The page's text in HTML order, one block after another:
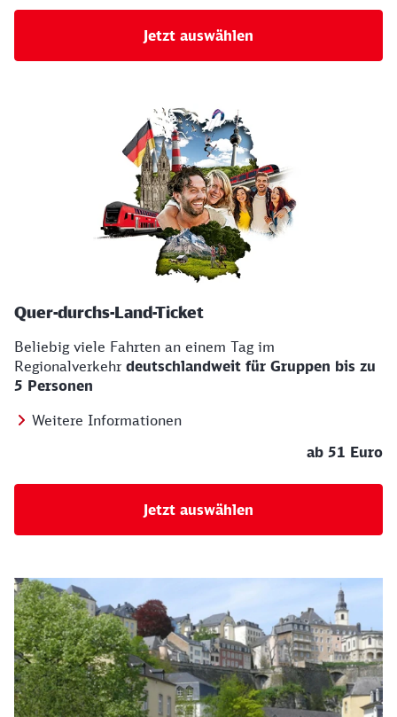
Jetzt auswählen
Quer-durchs-Land-Ticket
Beliebig viele Fahrten an einem Tag im
Regionalverkehr deutschlandweit für Gruppen bis zu
5 Personen
Weitere Informationen
ab 51 Euro
Jetzt auswählen